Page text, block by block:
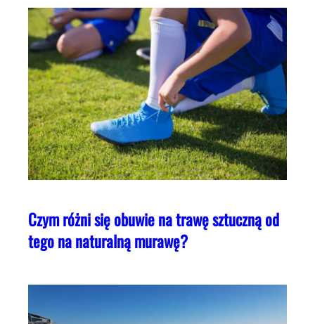
Czym różni się obuwie na trawę sztuczną od
tego na naturalną murawę?